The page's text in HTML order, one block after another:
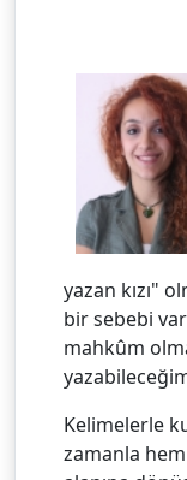
yazan kızı"
bir sebebi
mahkûm
Kelimelerle
zamanla